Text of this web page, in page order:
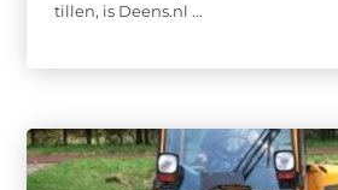
tillen, is Deens.nl ...